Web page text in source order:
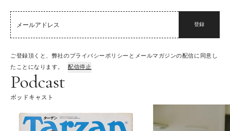
登録
ご登録頂くと、弊社のプライバシーポリシーとメールマガジンの配信に同意し
たことになります。
配信停止
Podcast
ポッドキャスト